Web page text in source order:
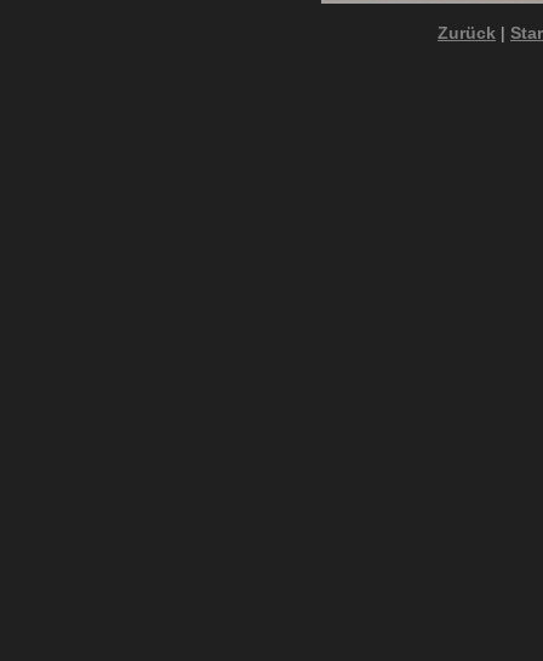
Zurück |